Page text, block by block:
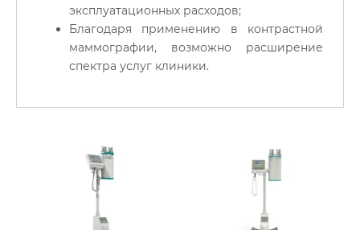
эксплуатационных расходов;
Благодаря применению в контрастной
маммографии, возможно расширение
спектра услуг клиники.